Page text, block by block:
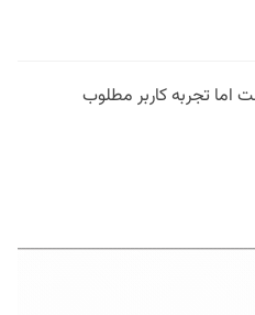
اما تجربه کاربر مطلوب